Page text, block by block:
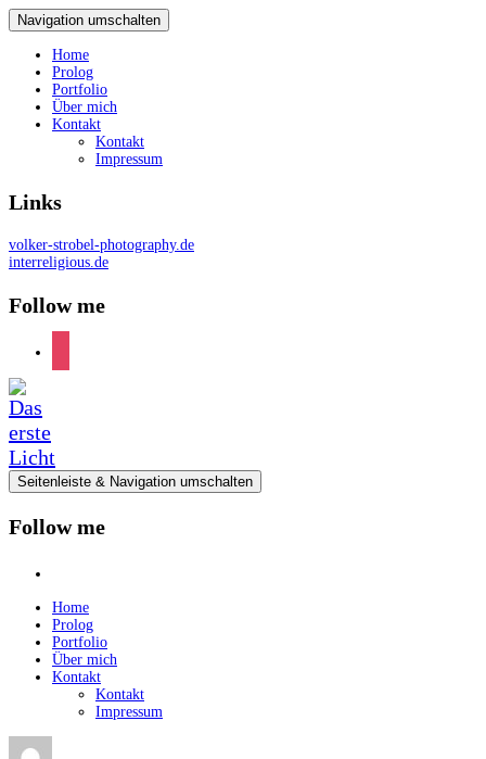
Navigation umschalten
Home
Prolog
Portfolio
Über mich
Kontakt
Kontakt
Impressum
Links
volker-strobel-photography.de
interreligious.de
Follow me
Seitenleiste & Navigation umschalten
Follow me
Home
Prolog
Portfolio
Über mich
Kontakt
Kontakt
Impressum